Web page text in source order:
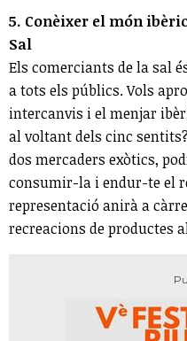
5. Conèixer el món
Sal
Els comerciants de la sal
a tots els públics. Vols
intercanvis i el menjar
al voltant dels cinc
dos mercaders exòtics,
consumir-la i endur-te el
representació anirà a
recreacions de productes